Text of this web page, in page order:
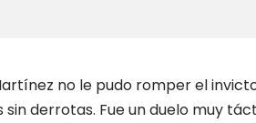
no le pudo romper el
sin derrotas. Fue un duelo muy